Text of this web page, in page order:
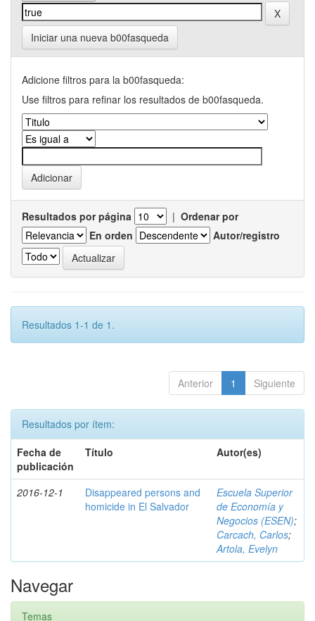
Iniciar una nueva b00fasqueda
Adicione filtros para la b00fasqueda:
Use filtros para refinar los resultados de b00fasqueda.
Resultados por página | Ordenar por
En orden
Autor/registro
Resultados 1-1 de 1.
Anterior 1 Siguiente
Resultados por ítem:
Fecha de
publicación
Título Autor(es)
2016-12-1
Disappeared persons and
homicide in El Salvador
Escuela Superior
de Economía y
Negocios (ESEN);
Carcach, Carlos;
Artola, Evelyn
Navegar
Temas